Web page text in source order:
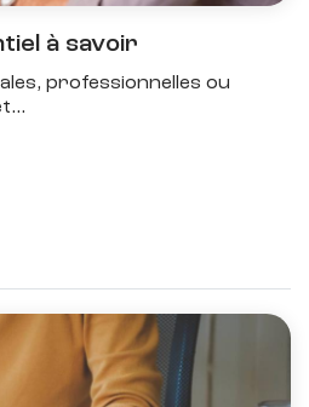
à savoir
professionnelles ou